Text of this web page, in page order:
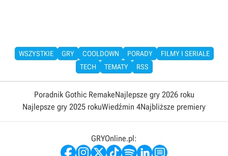
WSZYSTKIE GRY COOLDOWN PORADY
FILMY I SERIALE
TECH
TEMATY RSS
Poradnik Gothic RemakeNajlepsze gry 2026 roku
Najlepsze gry 2025 rokuWiedźmin 4Najbliższe premiery
GRYOnline.pl: